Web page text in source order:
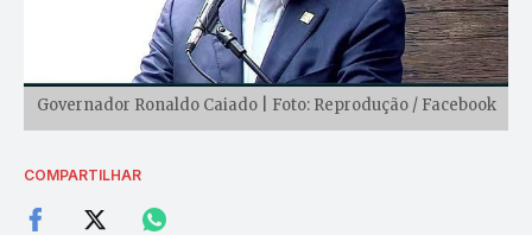
Governador Ronaldo Caiado | Foto: Reprodução / Facebook
COMPARTILHAR